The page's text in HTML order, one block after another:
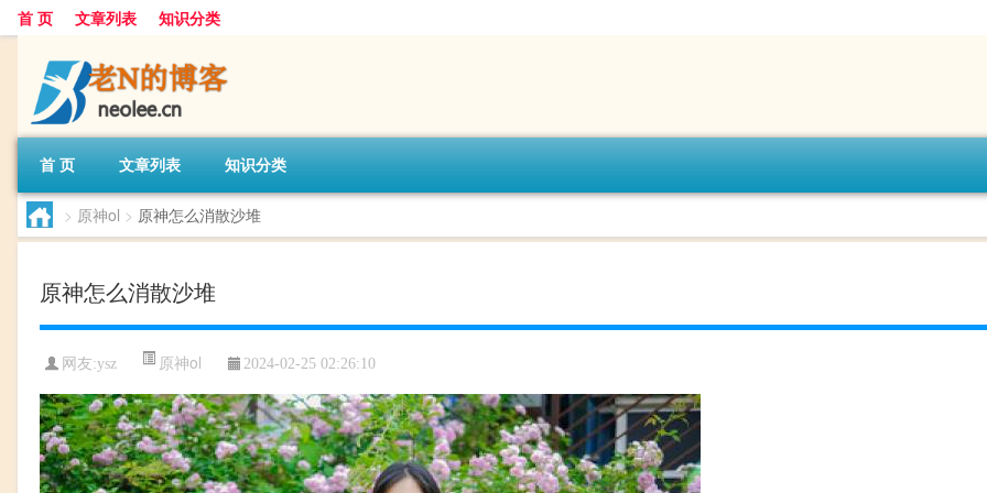
首 页 文章列表 知识分类
首 页 文章列表 知识分类
> 原神ol > 原神怎么消散沙堆
原神怎么消散沙堆
网友:ysz 原神ol 2024-02-25 02:26:10